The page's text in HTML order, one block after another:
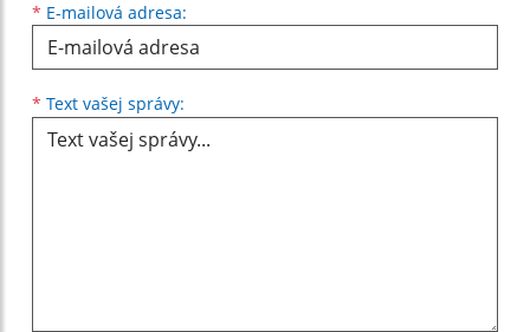
* E-mailová adresa:
* Text vašej správy: